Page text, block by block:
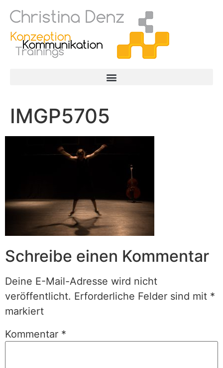
IMGP5705
Schreibe einen Kommentar
Deine E-Mail-Adresse wird nicht
veröffentlicht. Erforderliche Felder sind mit *
markiert
Kommentar *